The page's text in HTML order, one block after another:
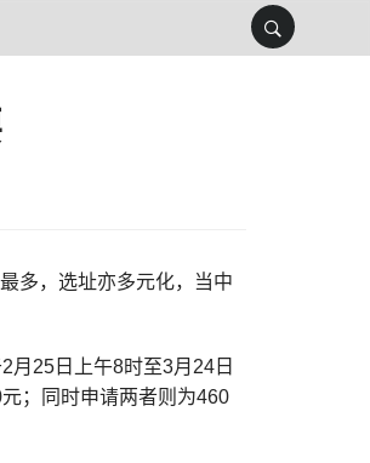
多，选址亦多元化，当中
月25日上午8时至3月24日
；同时申请两者则为460